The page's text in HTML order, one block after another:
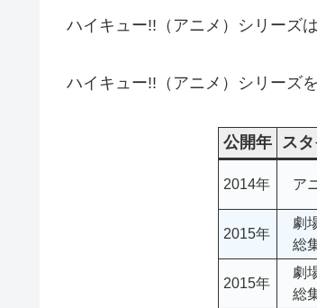
ハイキュー!!（アニメ）シリーズ
ハイキュー!!（アニメ）シリーズ
公開年 ス
2014年 ア
2015年
劇
総
2015年
劇
総